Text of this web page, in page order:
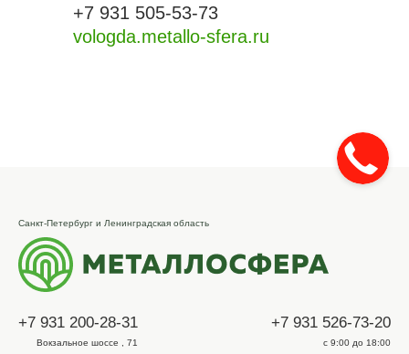
+7 931 505-53-73
vologda.metallo-sfera.ru
Санкт-Петербург и Ленинградская область
+7 931 200-28-31
Вокзальное шоссе , 71
+7 931 526-73-20
с 9:00 до 18:00